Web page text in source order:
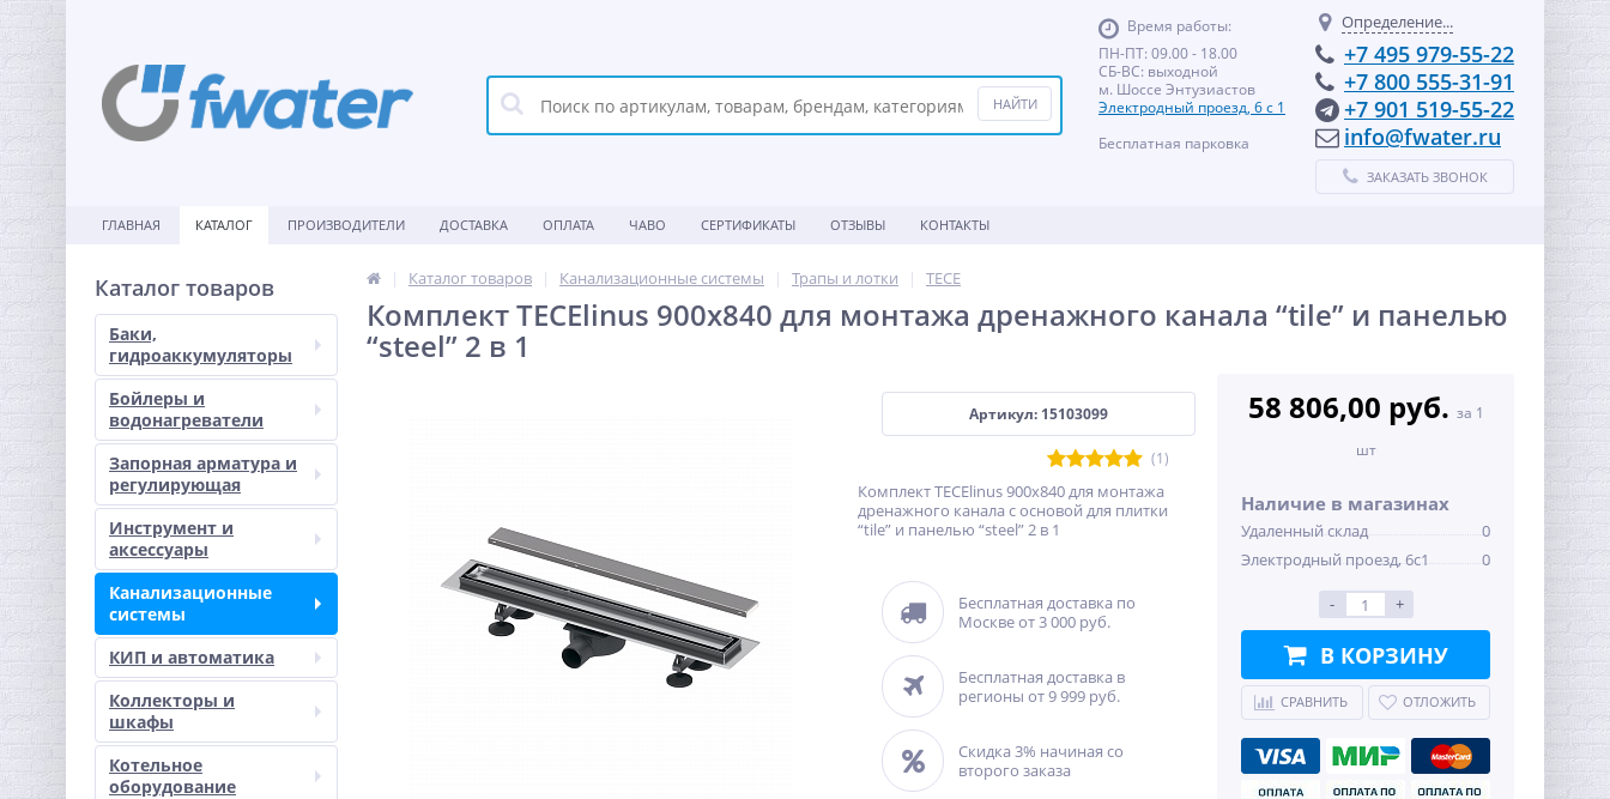
Время работы:
ПН-ПТ: 09.00 - 18.00
СБ-ВС: выходной
м. Шоссе Энтузиастов
Электродный проезд, 6 с 1
Бесплатная парковка
Определение...
+7 495 979-55-22
+7 800 555-31-91
+7 901 519-55-22
info@fwater.ru
ЗАКАЗАТЬ ЗВОНОК
ГЛАВНАЯ КАТАЛОГ ПРОИЗВОДИТЕЛИ ДОСТАВКА ОПЛАТА ЧАВО СЕРТИФИКАТЫ ОТЗЫВЫ КОНТАКТЫ
Каталог товаров
Баки,
гидроаккумуляторы
Бойлеры и
водонагреватели
Запорная арматура и
регулирующая
Инструмент и
аксессуары
Канализационные
системы
КИП и автоматика
Коллекторы и
шкафы
Котельное
оборудование
Каталог товаров Канализационные системы Трапы и лотки TECE
Комплект TECElinus 900х840 для монтажа дренажного канала “tile” и панелью
“steel” 2 в 1
Артикул: 15103099
(1)
Комплект TECElinus 900х840 для монтажа
дренажного канала с основой для плитки
“tile” и панелью “steel” 2 в 1
Бесплатная доставка по
Москве от 3 000 руб.
Бесплатная доставка в
регионы от 9 999 руб.
Скидка 3% начиная со
второго заказа
58 806,00 руб. за 1
шт
Наличие в магазинах
Удаленный склад
0
Электродный проезд, 6с1
0
- +
В КОРЗИНУ
СРАВНИТЬ ОТЛОЖИТЬ